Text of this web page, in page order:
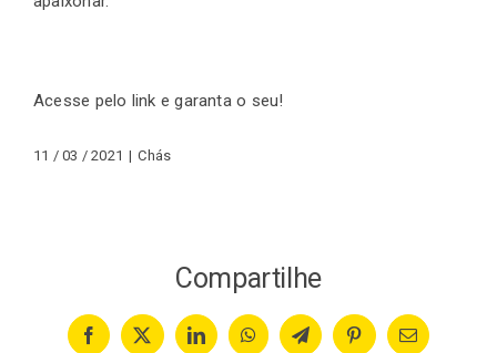
Acesse pelo link e garanta o seu!
11 / 03 / 2021 | Chás
Compartilhe
Facebook
X LinkedInWhatsAppTelegramPinterestEmail